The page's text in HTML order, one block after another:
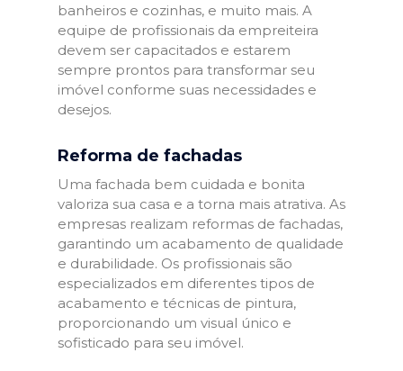
banheiros e cozinhas, e muito mais. A
equipe de profissionais da empreiteira
devem ser capacitados e estarem
sempre prontos para transformar seu
imóvel conforme suas necessidades e
desejos.
Reforma de fachadas
Uma fachada bem cuidada e bonita
valoriza sua casa e a torna mais atrativa. As
empresas realizam reformas de fachadas,
garantindo um acabamento de qualidade
e durabilidade. Os profissionais são
especializados em diferentes tipos de
acabamento e técnicas de pintura,
proporcionando um visual único e
sofisticado para seu imóvel.